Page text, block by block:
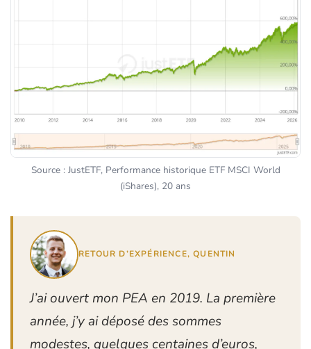
Source : JustETF, Performance historique ETF MSCI World
(iShares), 20 ans
RETOUR D’EXPÉRIENCE, QUENTIN
J’ai ouvert mon PEA en 2019. La première
année, j’y ai déposé des sommes
modestes, quelques centaines d’euros,